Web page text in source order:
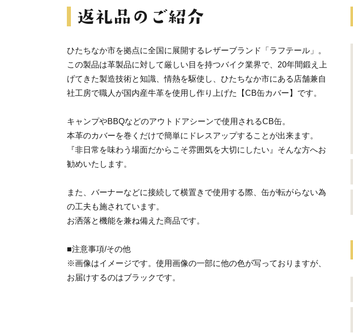
ひたちなか市を拠点に全国に展開するレザーブランド「ラフテール」。
この製品は革製品に対して厳しい目を持つバイク業界で、20年間鍛え上
げてきた製造技術と知識、情熱を駆使し、ひたちなか市にある店舗兼自
社工房で職人が国内産牛革を使用し作り上げた【CB缶カバー】です。
キャンプやBBQなどのアウトドアシーンで使用されるCB缶。
本革のカバーを巻くだけで簡単にドレスアップすることが出来ます。
『非日常を味わう場面だからこそ雰囲気を大切にしたい』そんな方へお
勧めいたします。
また、バーナーなどに接続して横置きで使用する際、缶が転がらない為
の工夫も施されています。
お洒落と機能を兼ね備えた商品です。
■注意事項/その他
※画像はイメージです。使用画像の一部に他の色が写っておりますが、
お届けするのはブラックです。